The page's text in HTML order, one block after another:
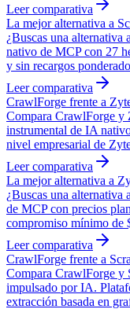
Leer comparativa
La mejor alternativa a
¿Buscas una
nativo de MCP con 27
y sin recargos
Leer comparativa
CrawlForge frente a
Compara CrawlForge y
instrumental de IA
nivel empresarial de
Leer comparativa
La mejor alternativa a
¿Buscas una
de MCP con precios
compromiso mínimo de
Leer comparativa
CrawlForge frente a
Compara CrawlForge y
impulsado por IA.
extracción basada en